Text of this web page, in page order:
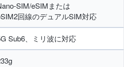
SIM/eSIMまたは
回線のデュアルSIM対応
Sub6、ミリ波に対応